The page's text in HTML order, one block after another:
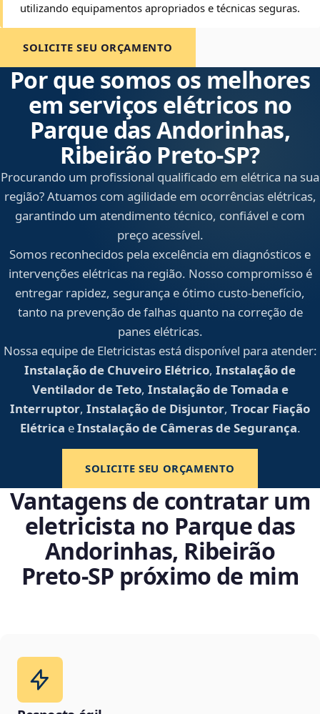
utilizando equipamentos apropriados e técnicas seguras.
SOLICITE SEU ORÇAMENTO
Por que somos os melhores
em serviços elétricos no
Parque das Andorinhas,
Ribeirão Preto‑SP?
Procurando um profissional qualificado em elétrica na sua
região? Atuamos com agilidade em ocorrências elétricas,
garantindo um atendimento técnico, confiável e com
preço acessível.
Somos reconhecidos pela excelência em diagnósticos e
intervenções elétricas na região. Nosso compromisso é
entregar rapidez, segurança e ótimo custo-benefício,
tanto na prevenção de falhas quanto na correção de
panes elétricas.
Nossa equipe de Eletricistas está disponível para atender:
Instalação de Chuveiro Elétrico, Instalação de
Ventilador de Teto, Instalação de Tomada e
Interruptor, Instalação de Disjuntor, Trocar Fiação
Elétrica eInstalação de Câmeras de Segurança.
SOLICITE SEU ORÇAMENTO
Vantagens de contratar um
eletricista no Parque das
Andorinhas, Ribeirão
Preto‑SP próximo de mim